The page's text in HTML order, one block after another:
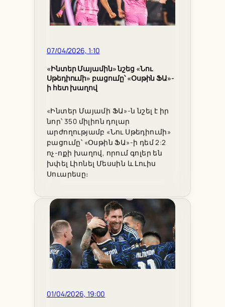
07/04/2026, 1:10
«Ինտեր Մայամին» նշեց «Նու
Սթեդիումի» բացումը՝ «Օսթին ՖԱ»-
ի հետ խաղով
«Ինտեր Մայամի ՖԱ»-ն նշել է իր
նոր՝ 350 միլիոն դոլար
արժողությամբ «Նու Սթեդիումի»
բացումը՝ «Օսթին ՖԱ»-ի դեմ 2:2
ոչ-ոքի խաղով, որում գոլեր են
խփել Լիոնել Մեսսին և Լուիս
Սուարեսը։
01/04/2026, 19:00